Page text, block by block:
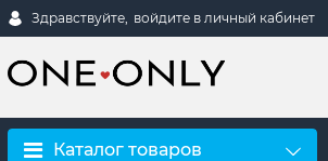
Здравствуйте, войдите в личный кабинет
Каталог товаров